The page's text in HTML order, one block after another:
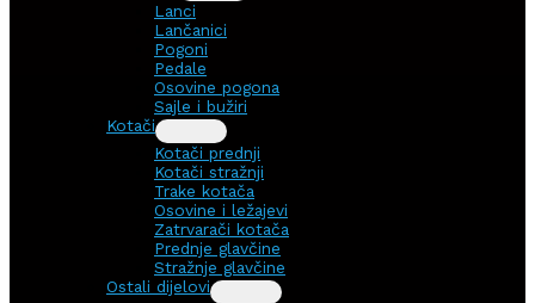
Lanci
Lančanici
Pogoni
Pedale
Osovine pogona
Sajle i bužiri
Kotači
Kotači prednji
Kotači stražnji
Trake kotača
Osovine i ležajevi
Zatrvarači kotača
Prednje glavčine
Stražnje glavčine
Ostali dijelovi